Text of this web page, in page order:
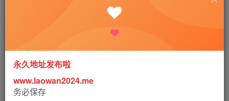
给大家带来一款欧美SLG游戏 最后的挑战The Last
永久地址发布啦
www.laowan2024.me
务必保存